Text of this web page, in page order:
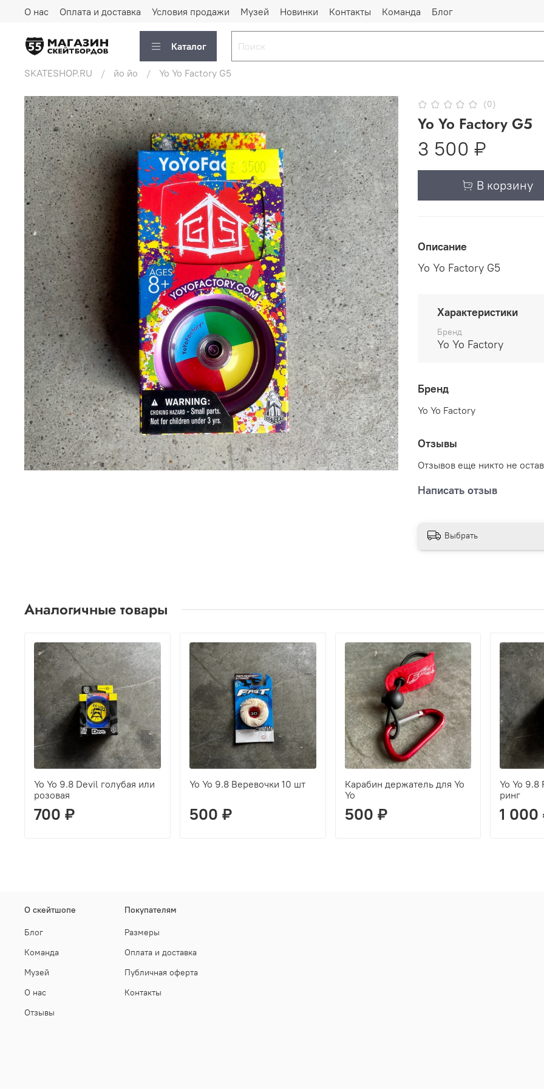
О нас Оплата и доставка Условия продажи Музей Новинки Контакты Команда Блог
Каталог
SKATESHOP.RU йо йо Yo Yo Factory G5
(0)
Yo Yo Factory G5
3 500 ₽
В корзину
Описание
Yo Yo Factory G5
Характеристики
Бренд
Yo Yo Factory
Бренд
Yo Yo Factory
Отзывы
Отзывов еще никто не
Написать отзыв
Выбрать
Аналогичные товары
Yo Yo 9.8 Devil голубая или
розовая
700 ₽
Yo Yo 9.8 Веревочки 10 шт
500 ₽
Карабин держатель для Yo
Yo
500 ₽
Yo Yo
ринг
1 000
О скейтшопе
Блог
Команда
Музей
О нас
Отзывы
Покупателям
Размеры
Оплата и доставка
Публичная оферта
Контакты